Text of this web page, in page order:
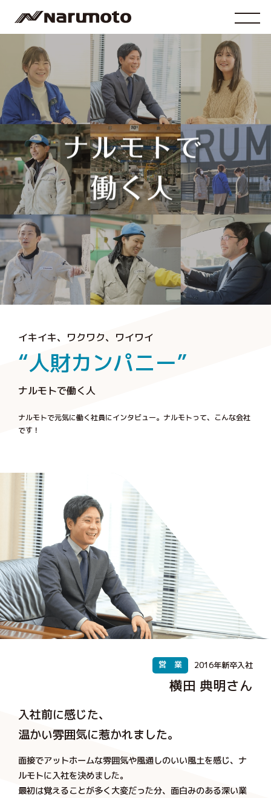
イキイキ、ワクワク、ワイワイ
“人財カンパニー”
ナルモトで働く人
ナルモトで元気に働く社員にインタビュー。 ナルモトって、こんな会社
です！
営 業 2016年新卒入社
横田 典明さん
入社前に感じた、
温かい雰囲気に惹かれました。
面接でアットホームな雰囲気や風通しのいい風土を感じ、ナ
ルモトに入社を決めました。
最初は覚えることが多く大変だった分、面白みのある深い業